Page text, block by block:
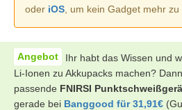
oder iOS , um kein Gadget mehr zu
Ihr habt das Wissen und
Li-Ionen zu Akkupacks machen?
passende FNIRSI
gerade bei Banggood für 31,91€